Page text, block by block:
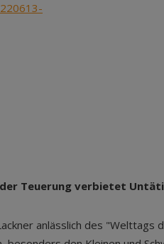
Teuerung verbietet
anlässlich des "Welttags